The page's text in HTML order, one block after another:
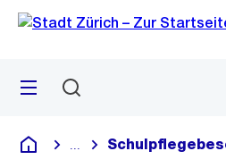
Navigation
Sprunglink
Menü
Deutsch
Blende alle Breadcrumbs